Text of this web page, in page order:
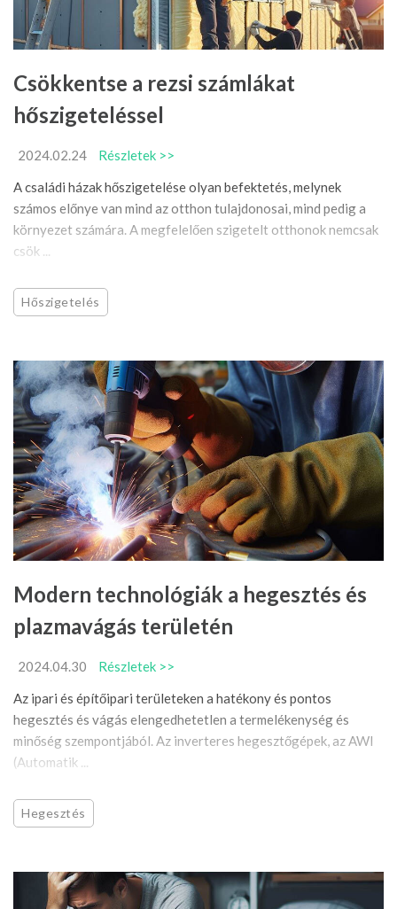
Csökkentse a rezsi számlákat
hőszigeteléssel
2024.02.24
Részletek >>
A családi házak hőszigetelése olyan befektetés, melynek
számos előnye van mind az otthon tulajdonosai, mind pedig a
környezet számára. A megfelelően szigetelt otthonok nemcsak
csök ...
Hőszigetelés
Modern technológiák a hegesztés és
plazmavágás területén
2024.04.30
Részletek >>
Az ipari és építőipari területeken a hatékony és pontos
hegesztés és vágás elengedhetetlen a termelékenység és
minőség szempontjából. Az inverteres hegesztőgépek, az AWI
(Automatik ...
Hegesztés